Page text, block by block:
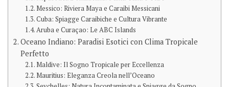
Messico: Riviera Maya e Caraibi Messicani
Cuba: Spiagge Caraibiche e Cultura Vibrante
Aruba e Curaçao: Le ABC Islands
Oceano Indiano: Paradisi Esotici con Clima Tropicale
Perfetto
Maldive: Il Sogno Tropicale per Eccellenza
Mauritius: Eleganza Creola nell’Oceano